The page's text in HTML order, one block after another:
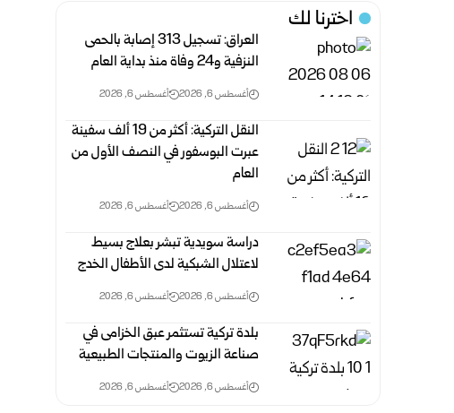
اخترنا لك
العراق: تسجيل 313 إصابة بالحمى
النزفية و24 وفاة منذ بداية العام
أغسطس 6, 2026 أغسطس 6, 2026
النقل التركية: أكثر من 19 ألف سفينة
عبرت البوسفور في النصف الأول من
العام
أغسطس 6, 2026 أغسطس 6, 2026
دراسة سويدية تبشر بعلاج بسيط
لاعتلال الشبكية لدى الأطفال الخدج
أغسطس 6, 2026 أغسطس 6, 2026
بلدة تركية تستثمر عبق الخزامى في
صناعة الزيوت والمنتجات الطبيعية
أغسطس 6, 2026 أغسطس 6, 2026